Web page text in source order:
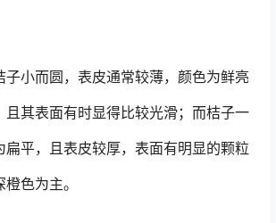
子小而圆，表皮通常较薄，颜色为鲜亮
且其表面有时显得比较光滑；而桔子一
扁平，且表皮较厚，表面有明显的颗粒
色为主。